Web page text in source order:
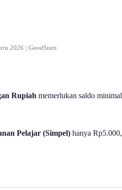
2026 | GoodStats
Rupiah memerlukan saldo
Pelajar (Simpel) hanya